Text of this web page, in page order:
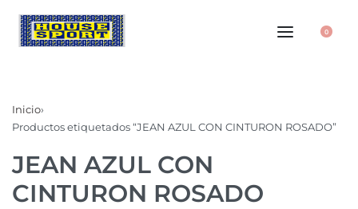
0
Inicio›
Productos etiquetados “JEAN AZUL CON CINTURON ROSADO”
JEAN AZUL CON
CINTURON ROSADO